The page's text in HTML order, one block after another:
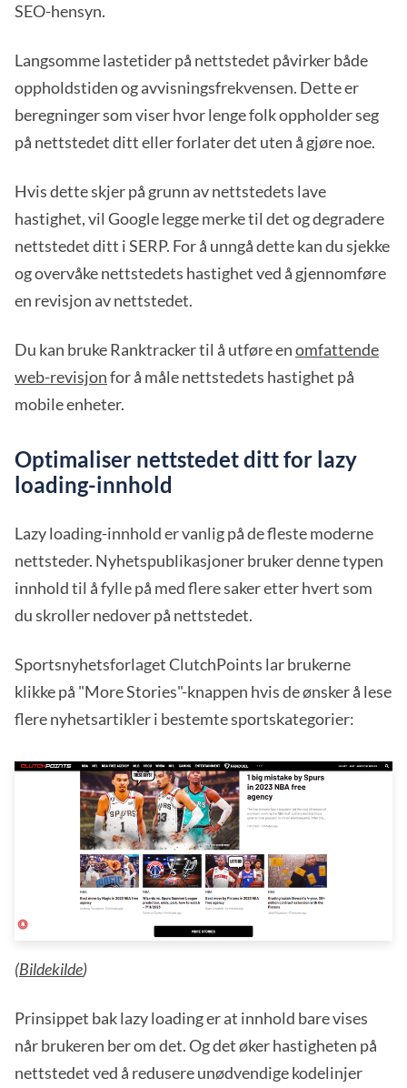
SEO-hensyn.
Langsomme lastetider på nettstedet påvirker både
oppholdstiden og avvisningsfrekvensen. Dette er
beregninger som viser hvor lenge folk oppholder seg
på nettstedet ditt eller forlater det uten å gjøre noe.
Hvis dette skjer på grunn av nettstedets lave
hastighet, vil Google legge merke til det og degradere
nettstedet ditt i SERP. For å unngå dette kan du sjekke
og overvåke nettstedets hastighet ved å gjennomføre
en revisjon av nettstedet.
Du kan bruke Ranktracker til å utføre enomfattende
web-revisjonfor å måle nettstedets hastighet på
mobile enheter.
Optimaliser nettstedet ditt for lazy
loading-innhold
Lazy loading-innhold er vanlig på de fleste moderne
nettsteder. Nyhetspublikasjoner bruker denne typen
innhold til å fylle på med flere saker etter hvert som
du skroller nedover på nettstedet.
Sportsnyhetsforlaget ClutchPoints lar brukerne
klikke på "More Stories"-knappen hvis de ønsker å lese
flere nyhetsartikler i bestemte sportskategorier:
(Bildekilde)
Prinsippet bak lazy loading er at innhold bare vises
når brukeren ber om det. Og det øker hastigheten på
nettstedet ved å redusere unødvendige kodelinjer